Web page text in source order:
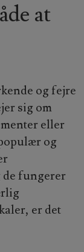
at
og fejre
sig om
eller
og
de fungerer
er det